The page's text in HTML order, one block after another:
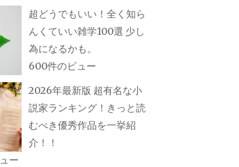
超どうでもいい！全く知ら
んくていい雑学100選 少し
為になるかも。
600件のビュー
2026年最新版 超有名な小
説家ランキング！きっと読
むべき優秀作品を一挙紹
介！！
ー